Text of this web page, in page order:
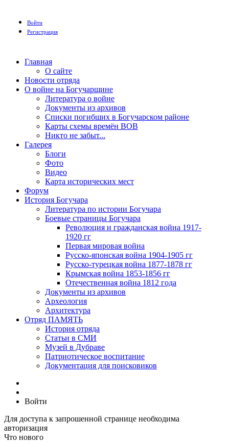
Войти
Регистрация
Главная
О сайте
Новости отряда
О войне на Богучарщине
Литература о войне
Документы из архивов
Списки погибших в Богучарском районе
Карты схемы времён ВОВ
Никто не забыт...
Галерея
Блоги
Фото
Видео
Карта исторических мест
Форум
История Богучара
Литература по истории Богучара
Боевые страницы Богучара
Революция и гражданская война 1917-
1920 гг
Первая мировая война
Русско-японская война 1904-1905 гг
Русско-турецкая война 1877-1878 гг
Крымская война 1853-1856 гг
Отечественная война 1812 года
Документы из архивов
Археология
Архитектура
Отряд ПАМЯТЬ
История отряда
Статьи в СМИ
Музей в Дубраве
Патриотическое воспитание
Документация для поисковиков
Войти
Для доступа к запрошенной странице необходима
авторизация
Что нового